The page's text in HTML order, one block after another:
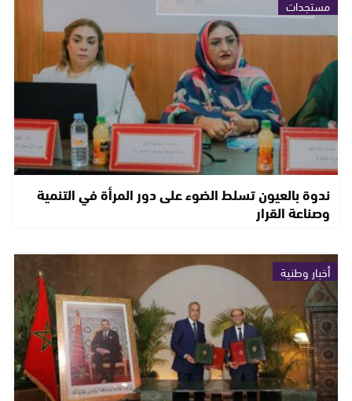
مستجدات
ندوة بالعيون تسلط الضوء على دور المرأة في التنمية
وصناعة القرار
أخبار وطنية